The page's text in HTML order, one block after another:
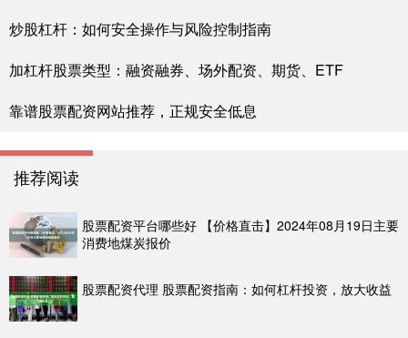
炒股杠杆：如何安全操作与风险控制指南
加杠杆股票类型：融资融券、场外配资、期货、ETF
靠谱股票配资网站推荐，正规安全低息
推荐阅读
股票配资平台哪些好 【价格直击】2024年08月19日主要
消费地煤炭报价
股票配资代理 股票配资指南：如何杠杆投资，放大收益